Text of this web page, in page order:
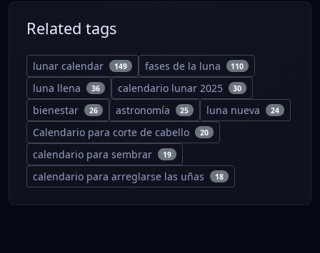
Related tags
lunar calendar 149 fases de la luna 110
luna llena 36 calendario lunar 2025 30
bienestar 26 astronomía 25 luna nueva 24
Calendario para corte de cabello 20
calendario para sembrar 19
calendario para arreglarse las uñas 18